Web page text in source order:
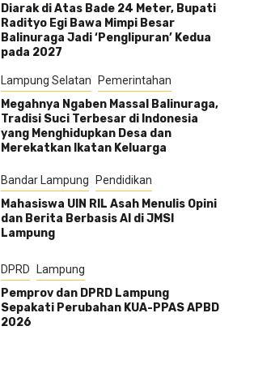
Diarak di Atas Bade 24 Meter, Bupati
Radityo Egi Bawa Mimpi Besar
Balinuraga Jadi ‘Penglipuran’ Kedua
pada 2027
Lampung Selatan Pemerintahan
Megahnya Ngaben Massal Balinuraga,
Tradisi Suci Terbesar di Indonesia
yang Menghidupkan Desa dan
Merekatkan Ikatan Keluarga
Bandar Lampung Pendidikan
Mahasiswa UIN RIL Asah Menulis Opini
dan Berita Berbasis AI di JMSI
Lampung
DPRD Lampung
Pemprov dan DPRD Lampung
Sepakati Perubahan KUA-PPAS APBD
2026